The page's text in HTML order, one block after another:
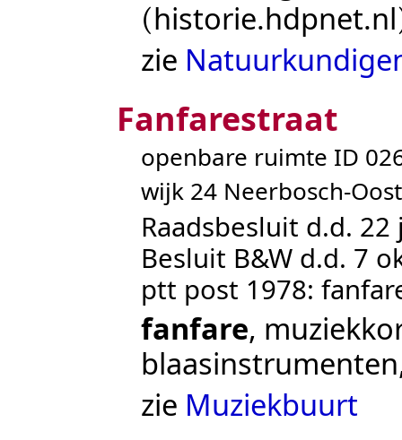
(historie.hdpnet.nl
zie
Fanfarestraat
openbare ruimte ID
wijk 24 Neerbosch-Oost
Raadsbesluit d.d.
Besluit B&W d.d. 7
ptt post 1978:
fanfare,
zie Muziekbuurt